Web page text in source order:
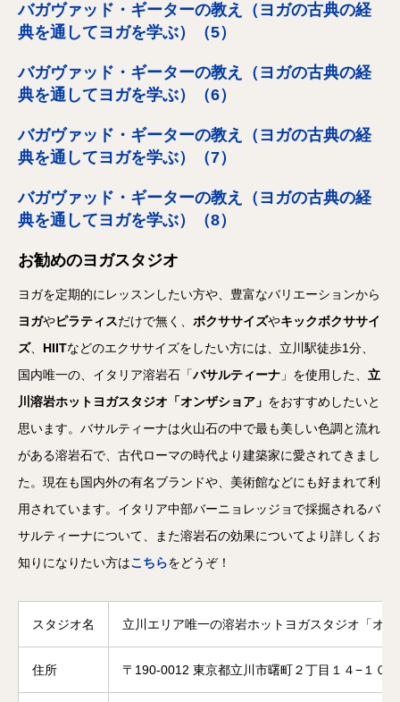
バガヴァッド・ギーターの教え（ヨガの古典の経
典を通してヨガを学ぶ）（5）
バガヴァッド・ギーターの教え（ヨガの古典の経
典を通してヨガを学ぶ）（6）
バガヴァッド・ギーターの教え（ヨガの古典の経
典を通してヨガを学ぶ）（7）
バガヴァッド・ギーターの教え（ヨガの古典の経
典を通してヨガを学ぶ）（8）
お勧めのヨガスタジオ
ヨガを定期的にレッスンしたい方や、豊富なバリエーションから
ヨガやピラティスだけで無く、 ボクササイズやキックボクササイ
ズ、 HIITなどのエクササイズをしたい方には、立川駅徒歩1分、
国内唯一の、イタリア溶岩石「バサルティーナ 」を使用した、 立
川溶岩ホットヨガスタジオ「オンザショア」 をおすすめしたいと
思います。バサルティーナは火山石の中で最も美しい色調と流れ
がある溶岩石で、古代ローマの時代より建築家に愛されてきまし
た。現在も国内外の有名ブランドや、美術館などにも好まれて利
用されています。イタリア中部バーニョレッジョで採掘されるバ
サルティーナについて、また溶岩石の効果についてより詳しくお
知りになりたい方はこちらをどうぞ！
スタジオ名 立川エリア唯一の溶岩ホットヨガスタジオ「オ
住所 〒190-0012 東京都立川市曙町２丁目１４−１０